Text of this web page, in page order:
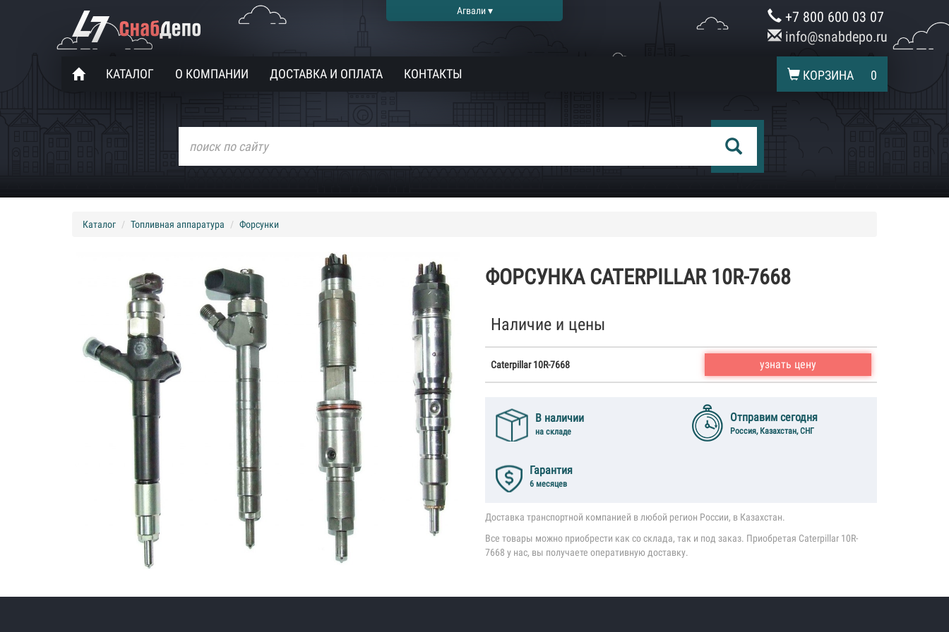
Агвали ▾
+7 800 600 03 07
info@snabdepo.ru
КАТАЛОГ О КОМПАНИИ ДОСТАВКА И ОПЛАТА КОНТАКТЫ КОРЗИНА 0
Каталог Топливная аппаратура Форсунки
ФОРСУНКА CATERPILLAR 10R-7668
Наличие и цены
Caterpillar 10R-7668 узнать цену
В наличии
на складе
Отправим сегодня
Россия, Казахстан, СНГ
Гарантия
6 месяцев
Доставка транспортной компанией в любой регион России, в Казахстан.
Все товары можно приобрести как со склада, так и под заказ. Приобретая Caterpillar 10R-
7668 у нас, вы получаете оперативную доставку.